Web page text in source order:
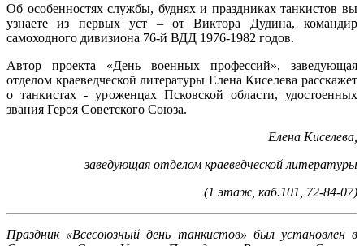
Об особенностях службы, буднях и праздниках танкистов вы
узнаете из первых уст – от Виктора Дудина, командир
самоходного дивизиона 76-й ВДД 1976-1982 годов.
Автор проекта «День военных профессий», заведующая
отделом краеведческой литературы Елена Киселева расскажет
о танкистах - уроженцах Псковской области, удостоенных
звания Героя Советского Союза.
Елена Киселева,
заведующая отделом краеведческой литературы
(1 этаж, каб.101, 72-84-07)
Праздник «Всесоюзный день танкистов» был установлен в